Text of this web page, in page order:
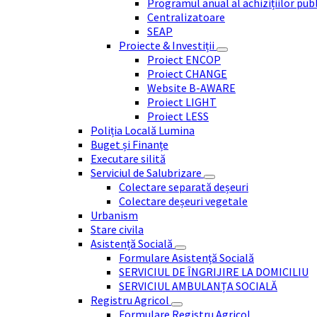
Programul anual al achizițiilor
Centralizatoare
SEAP
Proiecte & Investiții
Proiect ENCOP
Proiect CHANGE
Website B-AWARE
Proiect LIGHT
Proiect LESS
Poliția Locală Lumina
Buget și Finanțe
Executare silită
Serviciul de Salubrizare
Colectare separată deșeuri
Colectare deșeuri vegetale
Urbanism
Stare civila
Asistență Socială
Formulare Asistență Socială
SERVICIUL DE ÎNGRIJIRE LA DOMICILIU
SERVICIUL AMBULANȚA SOCIALĂ
Registru Agricol
Formulare Registru Agricol